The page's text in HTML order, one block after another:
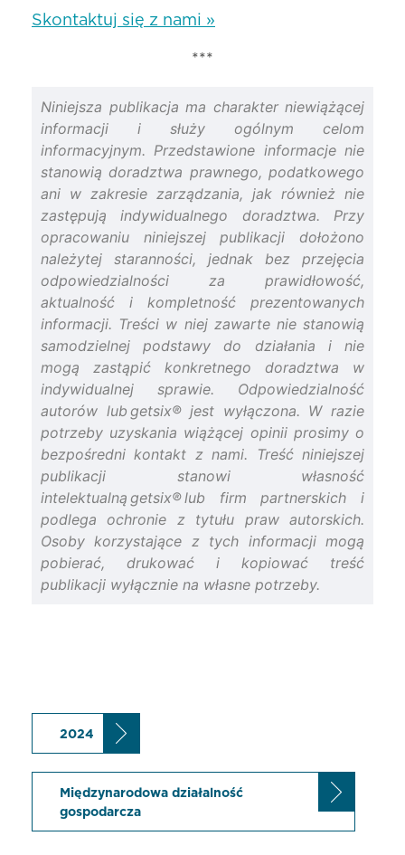
Skontaktuj się z nami »
***
Niniejsza publikacja ma charakter niewiążącej
informacji i służy ogólnym celom
informacyjnym. Przedstawione informacje nie
stanowią doradztwa prawnego, podatkowego
ani w zakresie zarządzania, jak również nie
zastępują indywidualnego doradztwa. Przy
opracowaniu niniejszej publikacji dołożono
należytej staranności, jednak bez przejęcia
odpowiedzialności za prawidłowość,
aktualność i kompletność prezentowanych
informacji. Treści w niej zawarte nie stanowią
samodzielnej podstawy do działania i nie
mogą zastąpić konkretnego doradztwa w
indywidualnej sprawie. Odpowiedzialność
autorów lub getsix® jest wyłączona. W razie
potrzeby uzyskania wiążącej opinii prosimy o
bezpośredni kontakt z nami. Treść niniejszej
publikacji stanowi własność
intelektualną getsix® lub firm partnerskich i
podlega ochronie z tytułu praw autorskich.
Osoby korzystające z tych informacji mogą
pobierać, drukować i kopiować treść
publikacji wyłącznie na własne potrzeby.
2024
Międzynarodowa działalność
gospodarcza